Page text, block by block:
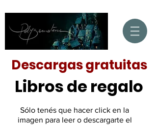
Descargas gratuitas
Libros de regalo
​Sólo tenés que hacer click en la
imagen para leer o descargarte el